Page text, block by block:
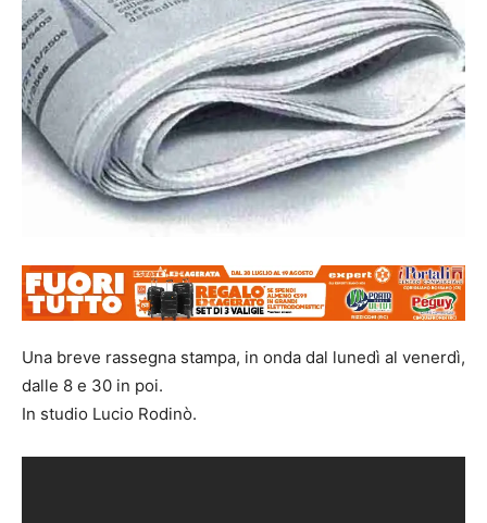
Una breve rassegna stampa, in onda dal lunedì al venerdì,
dalle 8 e 30 in poi.
In studio Lucio Rodinò.